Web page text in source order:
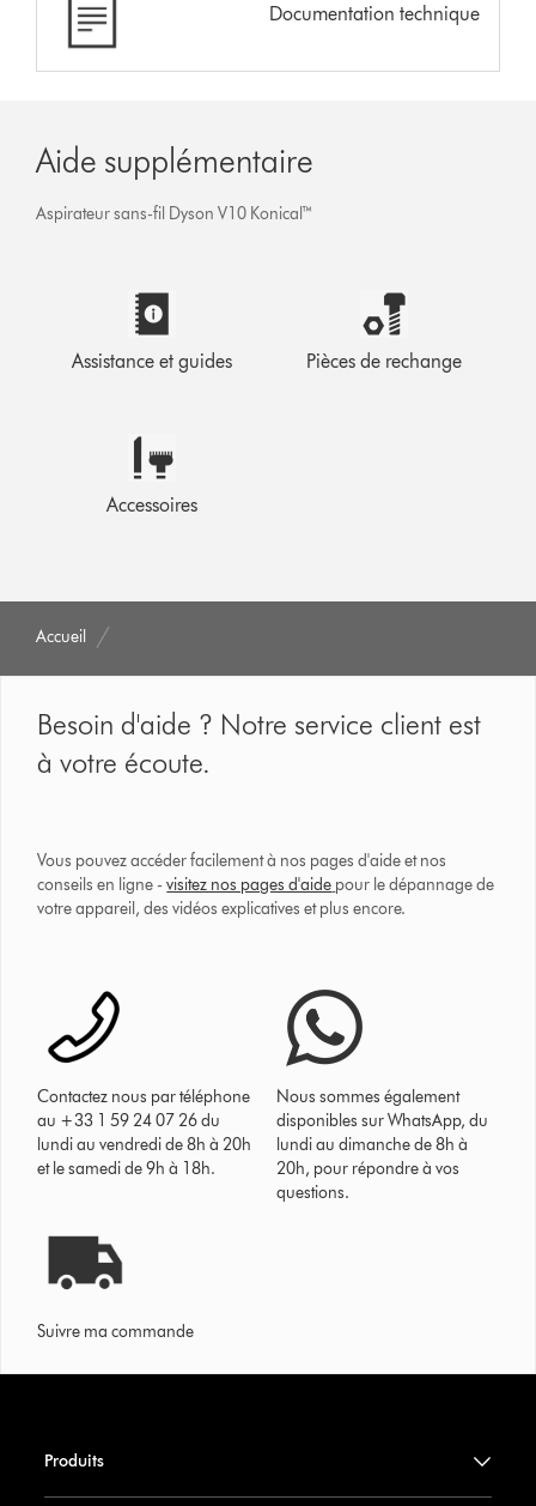
Documentation technique
Aide supplémentaire
Aspirateur sans-fil Dyson V10 Konical™
Assistance et guides Pièces de rechange
Accessoires
Accueil
Besoin d'aide ? Notre service client est
à votre écoute.
Vous pouvez accéder facilement à nos pages d'aide et nos
conseils en ligne -visitez nos pages d'aide pour le dépannage de
votre appareil, des vidéos explicatives et plus encore.
Contactez nous par téléphone
au +33 1 59 24 07 26 du
lundi au vendredi de 8h à 20h
et le samedi de 9h à 18h.
Nous sommes également
disponibles sur WhatsApp, du
lundi au dimanche de 8h à
20h, pour répondre à vos
questions.
Suivre ma commande
Produits